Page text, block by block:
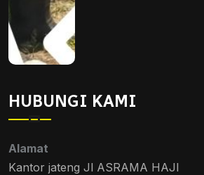
HUBUNGI KAMI
Alamat
Kantor jateng Jl ASRAMA HAJI